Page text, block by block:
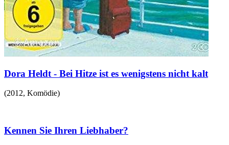
Dora Heldt - Bei Hitze ist es wenigstens nicht kalt
(2012, Komödie)
Kennen Sie Ihren Liebhaber?